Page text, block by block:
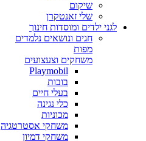
שיקום
שלי זאנטקרן
לגני ילדים ומוסדות חינוך
חגים ונושאים נלמדים
מפות
משחקים וצעצועים
Playmobil
בובות
בעלי חיים
כלי נגינה
מכוניות
משחקי אסטרטגיה
משחקי דמיון